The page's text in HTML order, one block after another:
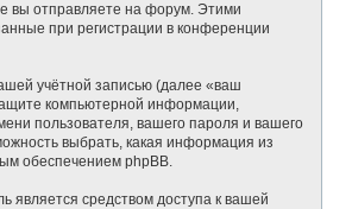
вы отправляете на форум. Этими
при регистрации в конференции
учётной записью (далее «ваш
компьютерной информации,
пользователя, вашего пароля и вашего
выбрать, какая информация из
обеспечением phpBB.
является средством доступа к вашей